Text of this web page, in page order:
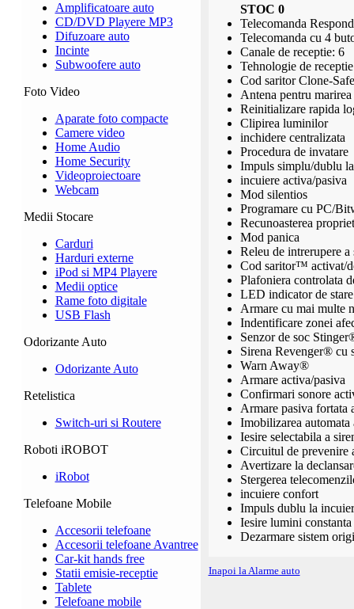
Amplificatoare auto
CD/DVD Playere MP3
Difuzoare auto
Incinte
Subwoofere auto
Foto Video
Aparate foto compacte
Camere video
Home Audio
Home Security
Videoproiectoare
Webcam
Medii Stocare
Carduri
Harduri externe
iPod si MP4 Playere
Medii optice
Rame foto digitale
USB Flash
Odorizante Auto
Odorizante Auto
Retelistica
Switch-uri si Routere
Roboti iROBOT
iRobot
Telefoane Mobile
Accesorii telefoane
Accesorii telefoane Avantree
Car-kit hands free
Statii emisie-receptie
Tablete
Telefoane mobile
STOC 0
Telecomanda
Telecomanda cu 4
Canale de receptie: 6
Tehnologie de
Cod saritor Clone-
Antena pentru
Reinitializare rapida
Clipirea luminilor
inchidere centralizata
Procedura de invatare
Impuls simplu/dublu
incuiere activa/pasiva
Mod silentios
Programare cu PC/
Recunoasterea
Mod panica
Releu de intrerupere
Cod saritor™ activat/
Plafoniera controlata
LED indicator de stare
Armare cu mai multe
Indentificare zonei
Senzor de soc
Sirena Revenger® cu
Warn Away®
Armare activa/pasiva
Confirmari sonore
Armare pasiva fortata
Imobilizarea
Iesire selectabila a
Circuitul de prevenire
Avertizare la
Stergerea
incuiere confort
Impuls dublu la
Iesire lumini
Dezarmare sistem
Inapoi la Alarme auto